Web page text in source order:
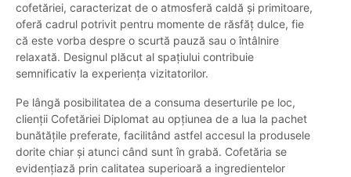
cofetăriei, caracterizat de o atmosferă caldă și primitoare,
oferă cadrul potrivit pentru momente de răsfăț dulce, fie
că este vorba despre o scurtă pauză sau o întâlnire
relaxată. Designul plăcut al spațiului contribuie
semnificativ la experiența vizitatorilor.
Pe lângă posibilitatea de a consuma deserturile pe loc,
clienții Cofetăriei Diplomat au opțiunea de a lua la pachet
bunătățile preferate, facilitând astfel accesul la produsele
dorite chiar și atunci când sunt în grabă. Cofetăria se
evidențiază prin calitatea superioară a ingredientelor